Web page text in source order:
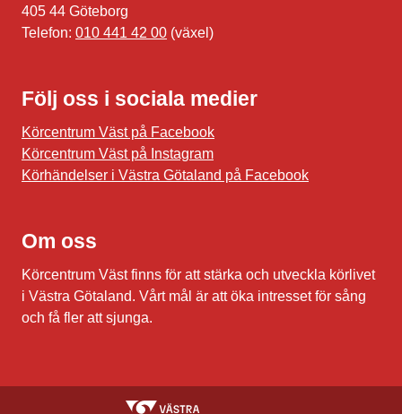
405 44 Göteborg
Telefon: 010 441 42 00 (växel)
Följ oss i sociala medier
Körcentrum Väst på Facebook
Körcentrum Väst på Instagram
Körhändelser i Västra Götaland på Facebook
Om oss
Körcentrum Väst finns för att stärka och utveckla körlivet
i Västra Götaland. Vårt mål är att öka intresset för sång
och få fler att sjunga.